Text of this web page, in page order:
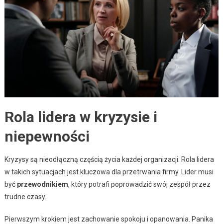
Rola lidera w kryzysie i
niepewności
Kryzysy są nieodłączną częścią życia każdej organizacji. Rola lidera
w takich sytuacjach jest kluczowa dla przetrwania firmy. Lider musi
być przewodnikiem, który potrafi poprowadzić swój zespół przez
trudne czasy.
Pierwszym krokiem jest zachowanie spokoju i opanowania. Panika